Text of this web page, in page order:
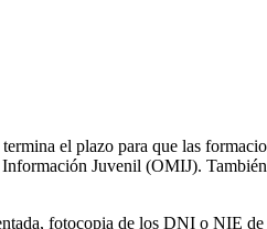
el plazo para que las
Juvenil (OMIJ). También
fotocopia de los DNI o NIE